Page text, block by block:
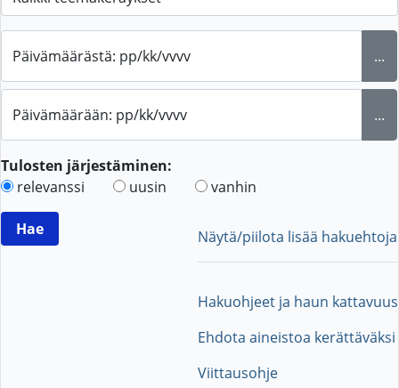
Päivämäärästä: pp/kk/vvvv ...
Päivämäärään: pp/kk/vvvv ...
Tulosten järjestäminen:
relevanssi
uusin vanhin
Näytä/piilota lisää hakuehtoja
Hakuohjeet ja haun kattavuus
Ehdota aineistoa kerättäväksi
Viittausohje